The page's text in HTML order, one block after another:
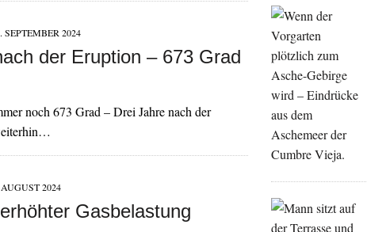
SEPTEMBER 2024
der Eruption – 673 Grad
noch 673 Grad – Drei Jahre nach der
AUGUST 2024
Gasbelastung